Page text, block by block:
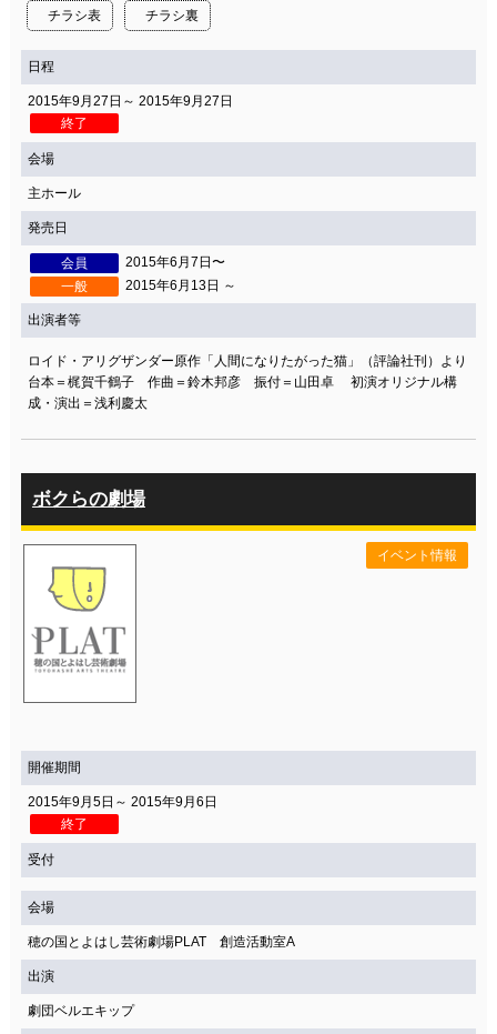
チラシ表 チラシ裏
日程
2015年9月27日～ 2015年9月27日
終了
会場
主ホール
発売日
会員
2015年6月7日〜
一般
2015年6月13日 ～
出演者等
ロイド・アリグザンダー原作「人間になりたがった猫」（評論社刊）より
台本＝梶賀千鶴子 作曲＝鈴木邦彦 振付＝山田卓 初演オリジナル構
成・演出＝浅利慶太
ボクらの劇場
イベント情報
開催期間
2015年9月5日～ 2015年9月6日
終了
受付
会場
穂の国とよはし芸術劇場PLAT 創造活動室A
出演
劇団ベルエキップ